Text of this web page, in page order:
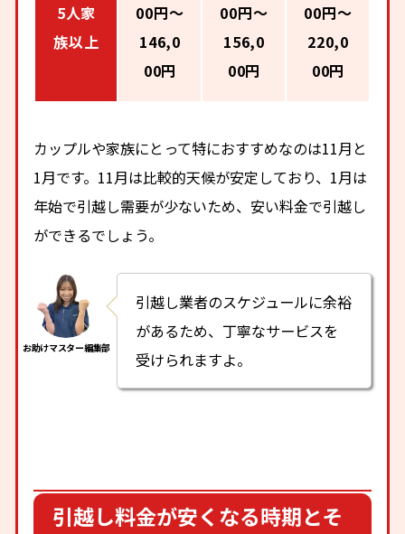
5人家
族以上
00円～
146,0
00円
00円～
156,0
00円
00円～
220,0
00円
カップルや家族にとって特におすすめなのは11月と
1月です。11月は比較的天候が安定しており、1月は
年始で引越し需要が少ないため、安い料金で引越し
ができるでしょう。
引越し業者のスケジュールに余裕
があるため、丁寧なサービスを
受けられますよ。
引越し料金が安くなる時期とそ